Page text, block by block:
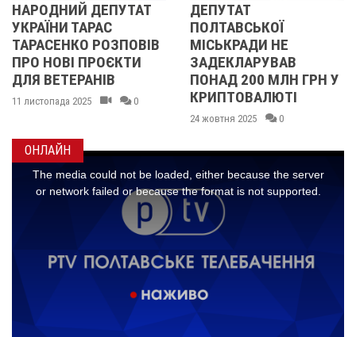
0
ДЕПУТАТ
ПОЛТАВСЬКОЇ
МІСЬКРАДИ НЕ
ЗАДЕКЛАРУВАВ
ПОНАД 200 МЛН ГРН У
КРИПТОВАЛЮТІ
НЕ ТІЛЬКИ
КОСМІЧНИХ
ПОЛЬОТІВ, А
ГЕНІАЛЬНИЙ
ВИНАХІДНИК
04 серпня 2025
ОНЛАЙН